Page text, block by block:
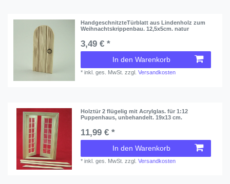
HandgeschnitzteTürblatt aus Lindenholz zum
Weihnachtskrippenbau. 12,5x5cm. natur
3,49 € *
In den Warenkorb
*inkl. ges. MwSt. zzgl.Versandkosten
Holztür 2 flügelig mit Acrylglas. für 1:12
Puppenhaus, unbehandelt. 19x13 cm.
11,99 € *
In den Warenkorb
*inkl. ges. MwSt. zzgl.Versandkosten